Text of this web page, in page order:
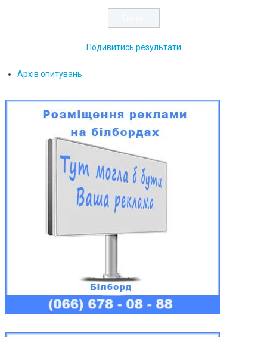
Подивитись результати
Архів опитувань